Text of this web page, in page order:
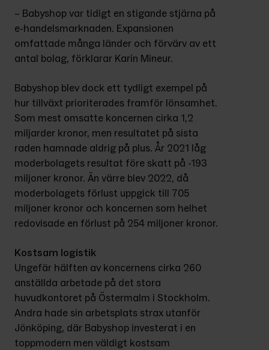
– Babyshop var tidigt en stigande stjärna på
e-handelsmarknaden. Expansionen
omfattade många länder och förvärv av ett
antal bolag, förklarar Karin Mineur.
Babyshop blev dock ett tydligt exempel på
hur tillväxt prioriterades framför lönsamhet.
Som mest omsatte koncernen cirka 1,2
miljarder kronor, men resultatet på sista
raden hamnade aldrig på plus. År 2021 låg
moderbolagets resultat före skatt på -193
miljoner kronor. Än värre blev 2022, då
moderbolagets förlust uppgick till 705
miljoner kronor och koncernen som helhet
redovisade en förlust på 254 miljoner kronor.
Kostsam logistik
Ungefär hälften av koncernens cirka 260
anställda arbetade på det stora
huvudkontoret på Östermalm i Stockholm.
Andra hade sin arbetsplats strax utanför
Jönköping, där Babyshop investerat i en
toppmodern men väldigt kostsam